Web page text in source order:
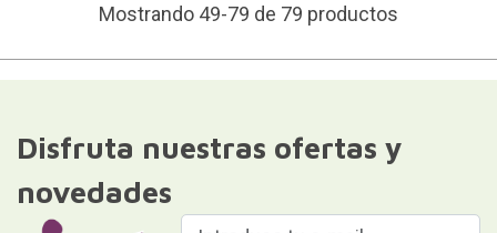
Mostrando 49-79 de 79 productos
Disfruta nuestras ofertas y
novedades